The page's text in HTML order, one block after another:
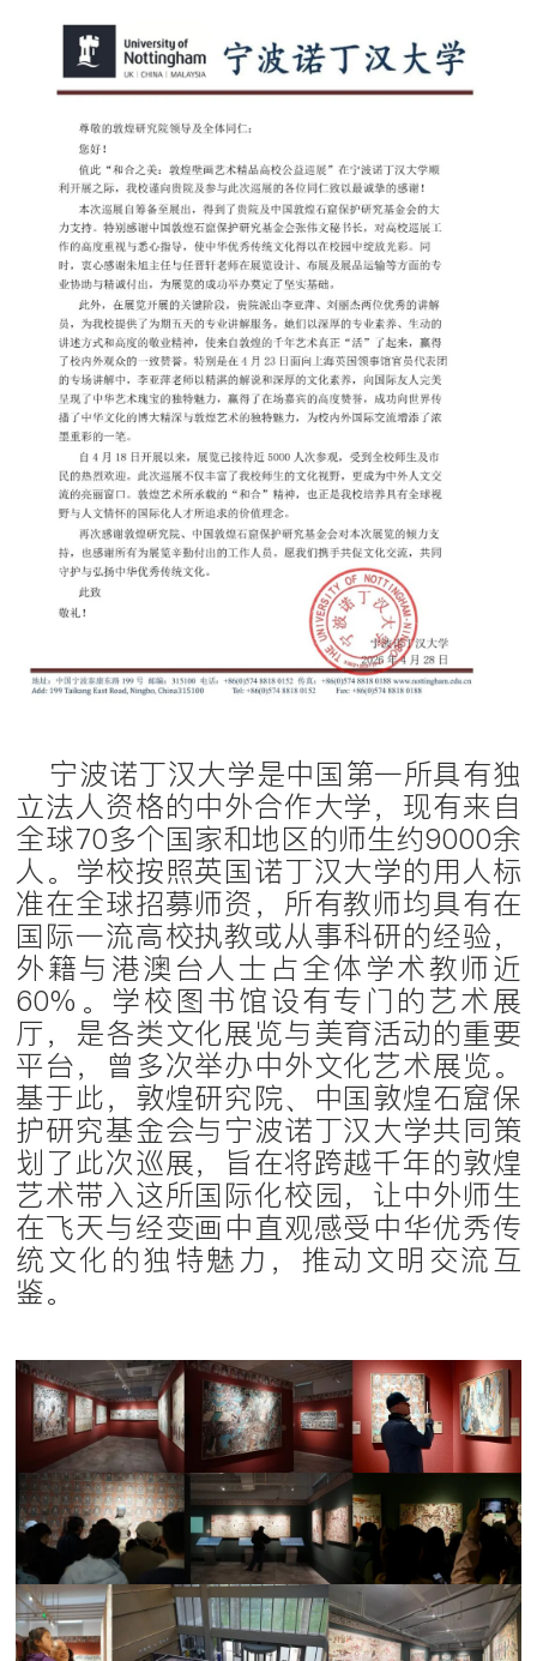
宁波诺丁汉大学是中国第一所具有独
立法人资格的中外合作大学，现有来自
全球70多个国家和地区的师生约9000余
人。学校按照英国诺丁汉大学的用人标
准在全球招募师资，所有教师均具有在
国际一流高校执教或从事科研的经验，
外籍与港澳台人士占全体学术教师近
60%。学校图书馆设有专门的艺术展
厅，是各类文化展览与美育活动的重要
平台，曾多次举办中外文化艺术展览。
基于此，敦煌研究院、中国敦煌石窟保
护研究基金会与宁波诺丁汉大学共同策
划了此次巡展，旨在将跨越千年的敦煌
艺术带入这所国际化校园，让中外师生
在飞天与经变画中直观感受中华优秀传
统文化的独特魅力，推动文明交流互
鉴。